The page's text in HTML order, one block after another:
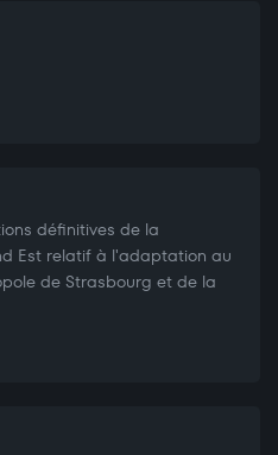
définitives de la
Est relatif à l'adaptation au
de Strasbourg et de la